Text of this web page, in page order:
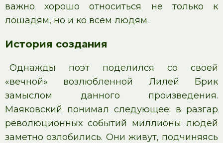
важно хорошо относиться не только к
лошадям, но и ко всем людям.
История создания
Однажды поэт поделился со своей
«вечной» возлюбленной Лилей Брик
замыслом данного произведения.
Маяковский понимал следующее: в разгар
революционных событий миллионы людей
заметно озлобились. Они живут, подчиняясь